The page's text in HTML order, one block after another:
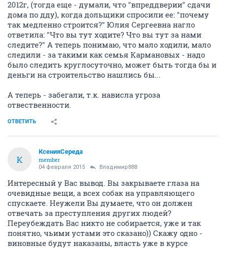
люди не на него наезжали (хотяДЕНЬГИ СДАВАЛИ
НА СТРОИТЕЛЬСТВО - КАРМАНОВУ, - не леляеву, ни
полянскому, ни пилар, ни ерохину - КАРМАНОВУ!)
тоКарманов снова пускает в ход свой любимый
приемчик - придумать врагов, стравить всех между
собой (особенно с теми, кто начинает понимать - что
происходит)- пусть между собой грызутся, а он в это
То ему пилар строить не дает, то полянский мешает
(наверно у строителей кирпичи отбирает), а вы
судится по невыплате зарплаты (да таже стенковая,
-на форуме даже выкладывали; есть суды и по
исключительно плохие попадаются ( почему-то не
работают), то Калашников виноват ( а он просто
поэтому у него раньше глаза открылись), то среди
других дольщиков врагов ищет, - у Карманова все и
всегда виноваты, не виноват только он - бедненький.
НО ДЕНЬГИ ТО СДАВАЛИ ЕМУ! - КВАРТИРЫ ВСЕ
ПРОДАНЫ(т.к. когда были на всем известной
инвентаризации 26.01.2015продажник Анастасия
(видимо не успели ее еще "проинструктировать", так